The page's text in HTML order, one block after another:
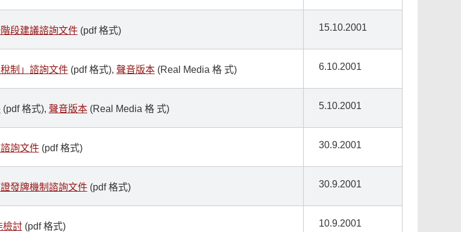
段建議諮詢文件(pdf 格式) 15.10.2001
制」諮詢文件(pdf 格式), 聲音版本(Real Media 格 式) 6.10.2001
(pdf 格式), 聲音版本(Real Media 格 式) 5.10.2001
詢文件(pdf 格式) 30.9.2001
發牌機制諮詢文件(pdf 格式) 30.9.2001
檢討(pdf 格式) 10.9.2001